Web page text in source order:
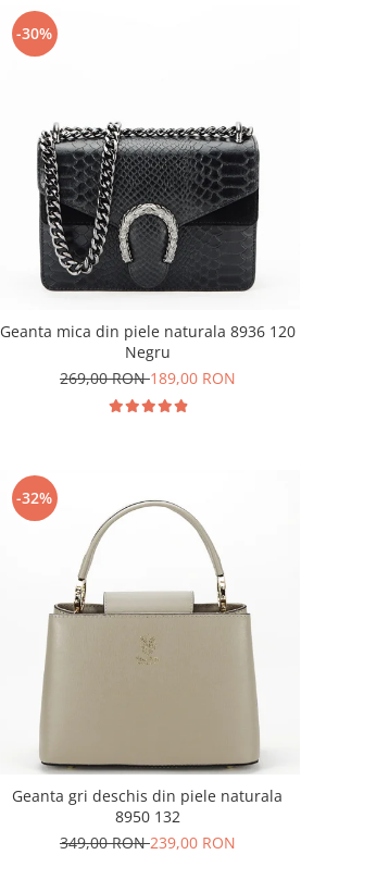
-30%
Geanta mica din piele naturala 8936 120
Negru
269,00 RON189,00 RON
-32%
Geanta gri deschis din piele naturala
8950 132
349,00 RON239,00 RON